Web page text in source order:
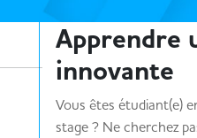
Apprendre
innovante
Vous êtes étudiant(e)
stage ? Ne cherchez